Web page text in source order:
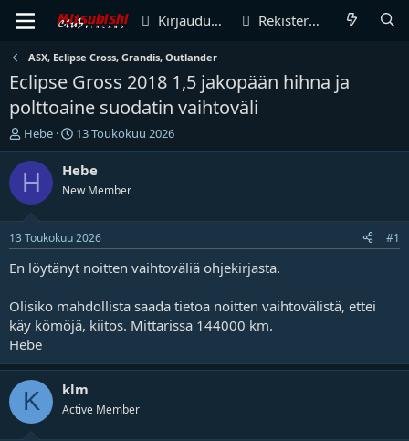
Kirjaudu sisään Rekisteröidy
ASX, Eclipse Cross, Grandis, Outlander
Eclipse Gross 2018 1,5 jakopään hihna ja
polttoaine suodatin vaihtoväli
V
i
e
s
k
e
t
n
a
l
o
i
t
t
a
Hebe
A
l
o
t
s
p
ä
ä
m
ä
ä
13 Toukokuu 2026
H Hebe
New Member
13 Toukokuu 2026 #1
En löytänyt noitten vaihtoväliä ohjekirjasta.
Olisiko mahdollista saada tietoa noitten vaihtovälistä, ettei
käy kömöjä, kiitos. Mittarissa 144000 km.
Hebe
K klm
Active Member